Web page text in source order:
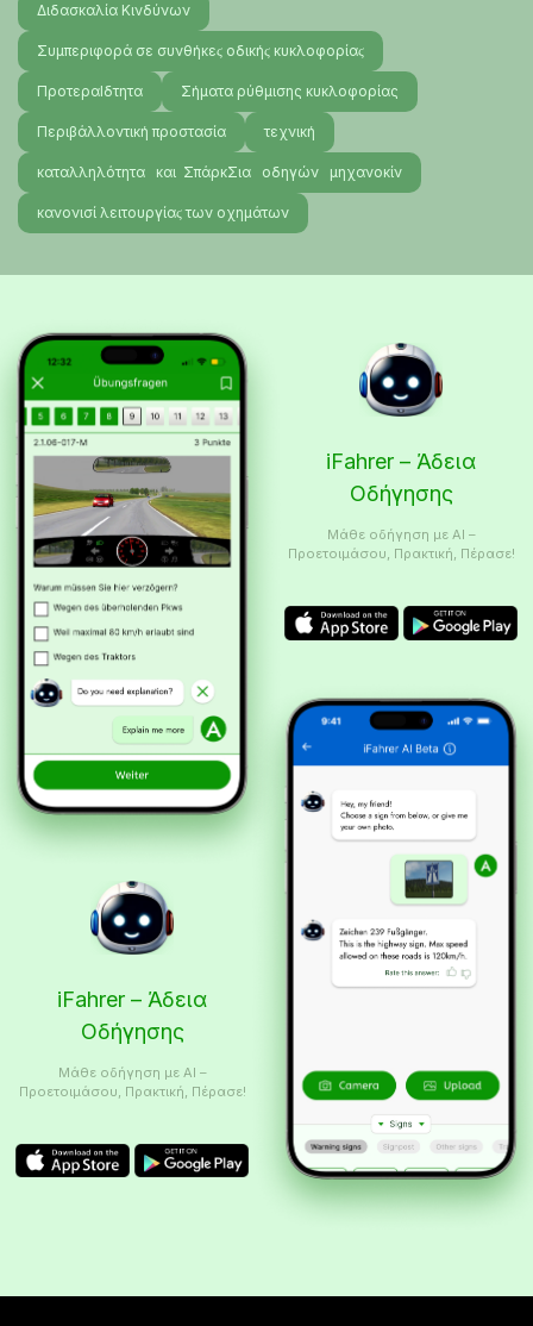
Διδασκαλία Κινδύνων
Συμπεριφορά σε συνθήκεϛ οδικήϛ κυκλοφορίαϛ
ΠροτεραΙδτητα Σήματα ρύθμισης κυκλοφορίας
Περιβάλλοντική προστασία τεχνική
καταλληλότητα και ΣπάρκΣια οδηγών μηχανοκίν
κανονισί λειτουργίαϛ των οχημάτων
iFahrer – Άδεια
Οδήγησης
Μάθε οδήγηση με AI –
Προετοιμάσου, Πρακτική, Πέρασε!
iFahrer – Άδεια
Οδήγησης
Μάθε οδήγηση με AI –
Προετοιμάσου, Πρακτική, Πέρασε!